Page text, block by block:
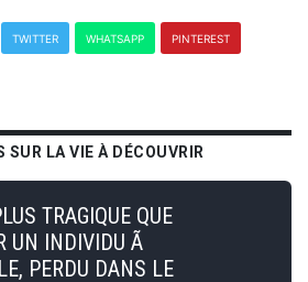
TWITTER WHATSAPP PINTEREST
SUR LA VIE À DÉCOUVRIR
TRAGIQUE QUE
UN INDIVIDU Ã
PERDU DANS LE